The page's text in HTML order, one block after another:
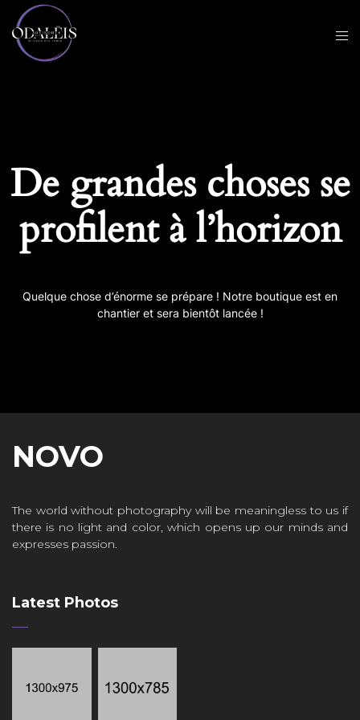
De grandes choses se
profilent à l’horizon
Quelque chose d’énorme se prépare ! Notre boutique est en
chantier et sera bientôt lancée !
NOVO
The world without photography will be meaningless to us if
there is no light and color, which opens up our minds and
expresses passion.
Latest Photos